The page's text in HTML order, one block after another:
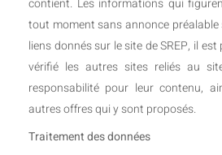
contient. Les informations qui
tout moment sans annonce préalable
liens donnés sur le site de SREP, il est
vérifié les autres sites reliés au
responsabilité pour leur contenu,
autres offres qui y sont proposés.
Traitement des données